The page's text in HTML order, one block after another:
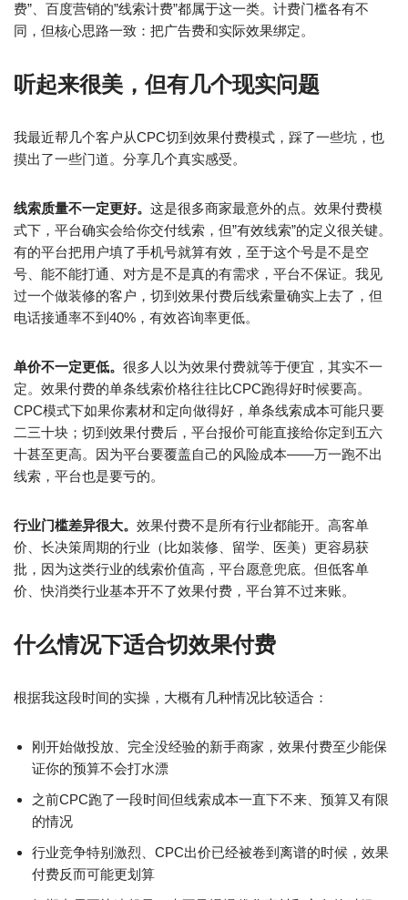
费”、百度营销的”线索计费”都属于这一类。计费门槛各有不
同，但核心思路一致：把广告费和实际效果绑定。
听起来很美，但有几个现实问题
我最近帮几个客户从CPC切到效果付费模式，踩了一些坑，也
摸出了一些门道。分享几个真实感受。
线索质量不一定更好。 这是很多商家最意外的点。效果付费模
式下，平台确实会给你交付线索，但”有效线索”的定义很关键。
有的平台把用户填了手机号就算有效，至于这个号是不是空
号、能不能打通、对方是不是真的有需求，平台不保证。我见
过一个做装修的客户，切到效果付费后线索量确实上去了，但
电话接通率不到40%，有效咨询率更低。
单价不一定更低。 很多人以为效果付费就等于便宜，其实不一
定。效果付费的单条线索价格往往比CPC跑得好时候要高。
CPC模式下如果你素材和定向做得好，单条线索成本可能只要
二三十块；切到效果付费后，平台报价可能直接给你定到五六
十甚至更高。因为平台要覆盖自己的风险成本——万一跑不出
线索，平台也是要亏的。
行业门槛差异很大。 效果付费不是所有行业都能开。高客单
价、长决策周期的行业（比如装修、留学、医美）更容易获
批，因为这类行业的线索价值高，平台愿意兜底。但低客单
价、快消类行业基本开不了效果付费，平台算不过来账。
什么情况下适合切效果付费
根据我这段时间的实操，大概有几种情况比较适合：
刚开始做投放、完全没经验的新手商家，效果付费至少能保
证你的预算不会打水漂
之前CPC跑了一段时间但线索成本一直下不来、预算又有限
的情况
行业竞争特别激烈、CPC出价已经被卷到离谱的时候，效果
付费反而可能更划算